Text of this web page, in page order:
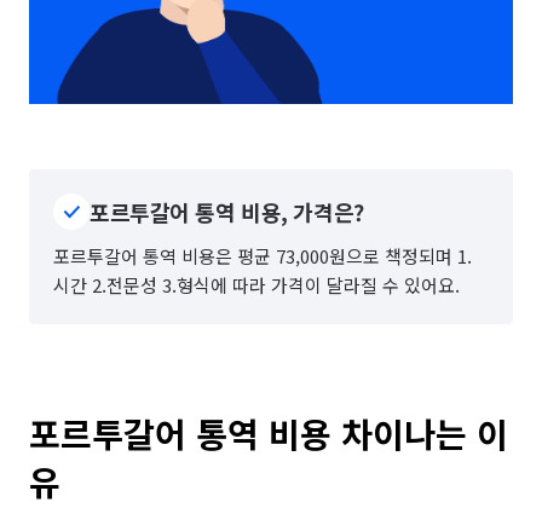
포르투갈어 통역 비용, 가격은?
포르투갈어 통역 비용은 평균 73,000원으로 책정되며 1.
시간 2.전문성 3.형식에 따라 가격이 달라질 수 있어요.
포르투갈어 통역 비용 차이나는 이
유